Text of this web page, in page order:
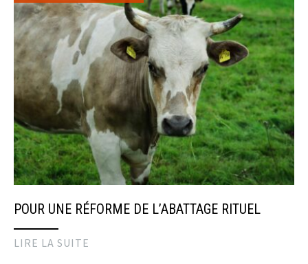
POUR UNE RÉFORME DE L’ABATTAGE RITUEL
LIRE LA SUITE